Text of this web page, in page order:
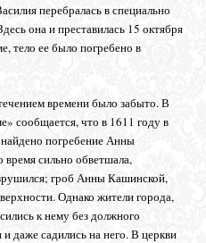
перебралась в специально
она и преставилась 15 октября
тело ее было погребено в
времени было забыто. В
сообщается, что в 1611 году в
погребение Анны
время сильно обветшала,
гроб Анны Кашинской,
Однако жители города,
к нему без должного
даже садились на него. В церкви